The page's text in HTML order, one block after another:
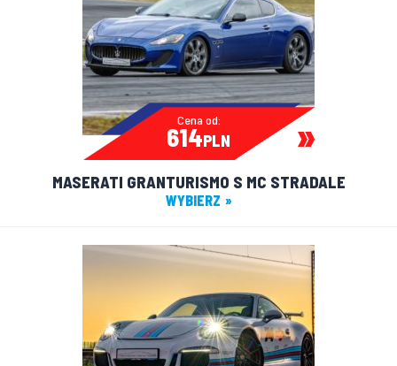
Cena od:
614PLN
MASERATI GRANTURISMO S MC STRADALE
WYBIERZ